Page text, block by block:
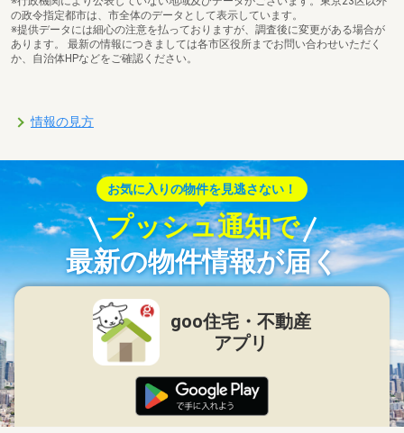
の政令指定都市は、市全体のデータとして表示しています。
※提供データには細心の注意を払っておりますが、調査後に変更がある場合が
あります。 最新の情報につきましては各市区役所までお問い合わせいただく
か、自治体HPなどをご確認ください。
情報の見方
お気に入りの物件を見逃さない！
プッシュ通知で
最新の物件情報が届く
goo住宅・不動産
アプリ